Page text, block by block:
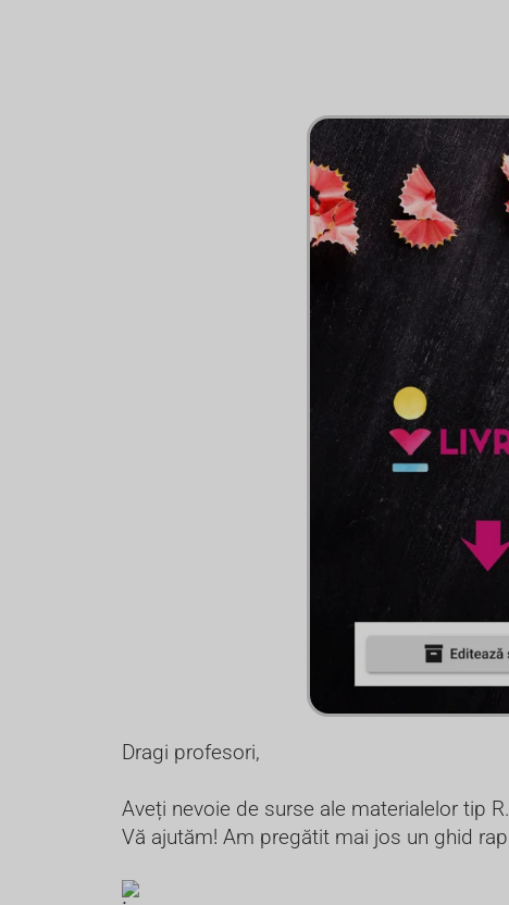
Dragi profesori,
Aveți nevoie de surse ale materialelor tip
Vă ajutăm! Am pregătit mai jos un ghid